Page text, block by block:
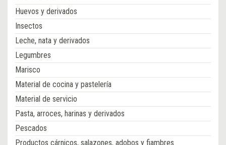
Huevos y derivados
Insectos
Leche, nata y derivados
Legumbres
Marisco
Material de cocina y pastelería
Material de servicio
Pasta, arroces, harinas y derivados
Pescados
Productos cárnicos, salazones, adobos y fiambres